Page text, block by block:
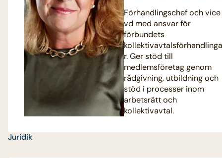
Förhandlingschef och vice
vd med ansvar för
förbundets
kollektivavtalsförhandlinga
r. Ger stöd till
medlemsföretag genom
rådgivning, utbildning och
stöd i processer inom
arbetsrätt och
kollektivavtal.
Juridik